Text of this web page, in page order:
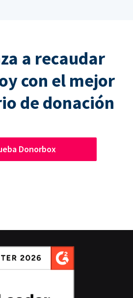
a recaudar
con el mejor
de donación
Donorbox